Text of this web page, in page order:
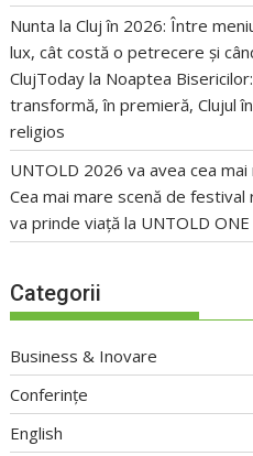
Nunta la Cluj în 2026: Între
lux, cât costă o petrecere și
ClujToday la Noaptea
transformă, în premieră, Clujul
religios
UNTOLD 2026 va avea cea
Cea mai mare scenă de
va prinde viață la UNTOLD
Categorii
Business & Inovare
Conferințe
English